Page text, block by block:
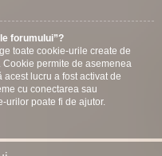
forumului”?
toate cookie-urile create de
Cookie permite de asemenea
lucru a fost activat de
cu conectarea sau
urilor poate fi de ajutor.